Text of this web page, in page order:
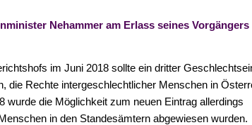
Nehammer am Erlass seines Vorgängers
im Juni 2018 sollte ein dritter
die Rechte intergeschlechtlicher Menschen in
die Möglichkeit zum neuen Eintrag allerdings
in den Standesämtern abgewiesen wurden.